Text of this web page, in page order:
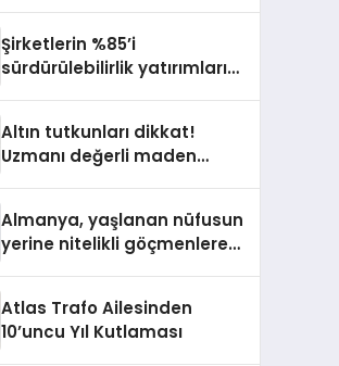
Şirketlerin %85’i
sürdürülebilirlik yatırımlarını
Altın tutkunları dikkat!
Uzmanı değerli maden
Almanya, yaşlanan nüfusun
yerine nitelikli göçmenlere
Atlas Trafo Ailesinden
10’uncu Yıl Kutlaması